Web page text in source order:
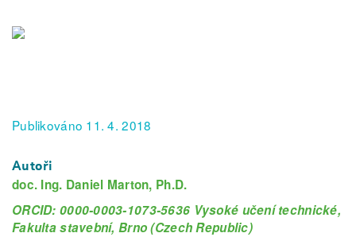
Publikováno 11. 4. 2018
Autoři
doc. Ing. Daniel Marton, Ph.D.
ORCID: 0000-0003-1073-5636 Vysoké učení technické,
Fakulta stavební, Brno (Czech Republic)